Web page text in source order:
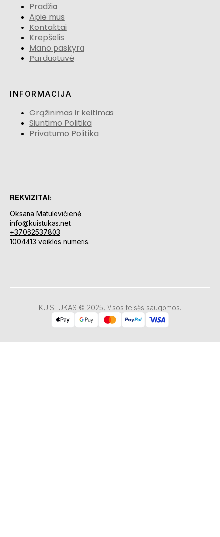
Pradžia
Apie mus
Kontaktai
Krepšelis
Mano paskyra
Parduotuvė
INFORMACIJA
Grąžinimas ir keitimas
Siuntimo Politika
Privatumo Politika
REKVIZITAI:
Oksana Matulevičienė
info@kuistukas.net
+37062537803
1004413 veiklos numeris.
KUISTUKAS © 2025, Visos teisės saugomos.